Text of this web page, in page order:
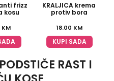
frizz
kosu
KM
KRALJICA krema
protiv bora
18.00 KM
KUPI SADA
RAST I